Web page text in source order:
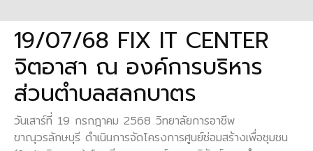
19/07/68 FIX IT CENTER
จิตอาสา ณ องค์การบริหาร
ส่วนตำบลสลกบาตร
วันเสาร์ที่ 19 กรกฎาคม 2568 วิทยาลัยการอาชีพ
ขาณุวรลักษบุรี ดำเนินการจัดโครงการศูนย์ซ่อมสร้างเพื่อชุมชน